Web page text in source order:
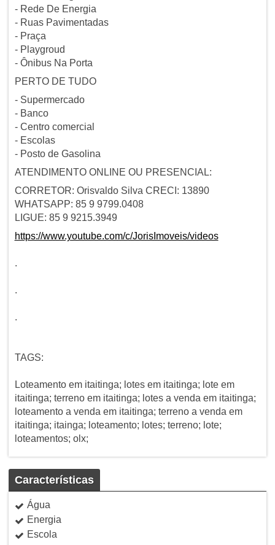
- Rede De Energia
- Ruas Pavimentadas
- Praça
- Playgroud
- Ônibus Na Porta
PERTO DE TUDO
- Supermercado
- Banco
- Centro comercial
- Escolas
- Posto de Gasolina
ATENDIMENTO ONLINE OU PRESENCIAL:
CORRETOR: Orisvaldo Silva CRECI: 13890
WHATSAPP: 85 9 9799.0408
LIGUE: 85 9 9215.3949
https://www.youtube.com/c/JorisImoveis/videos
.
.
.
TAGS:
Loteamento em itaitinga; lotes em itaitinga; lote em
itaitinga; terreno em itaitinga; lotes a venda em itaitinga;
loteamento a venda em itaitinga; terreno a venda em
itaitinga; itainga; loteamento; lotes; terreno; lote;
loteamentos; olx;
Características
Água
Energia
Escola